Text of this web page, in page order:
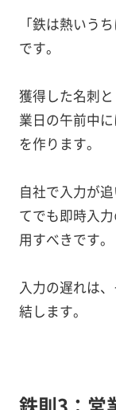
「鉄は熱いう
です。
獲得した名刺
業日の午前中
を作ります。
自社で入力が
てでも即時入
用すべきです。
入力の遅れは
結します。